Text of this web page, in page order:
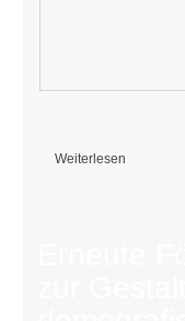
Weiterlesen